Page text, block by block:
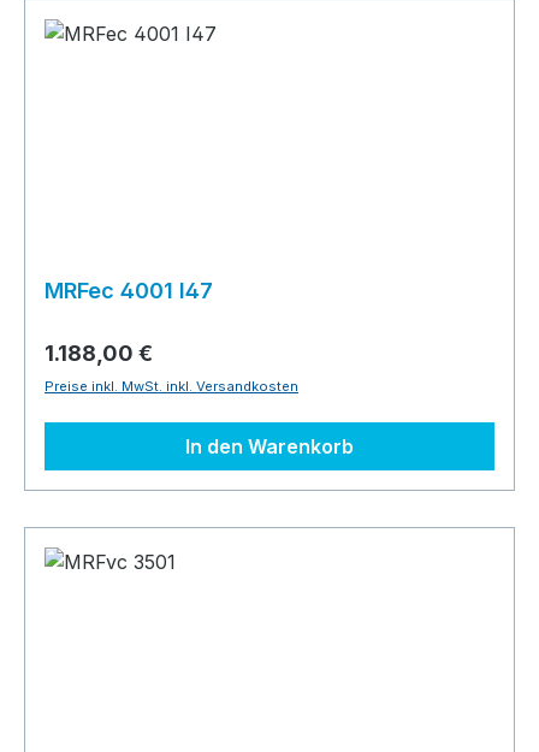
MRFec 4001 I47
1.188,00 €
Preise inkl. MwSt. inkl. Versandkosten
In den Warenkorb